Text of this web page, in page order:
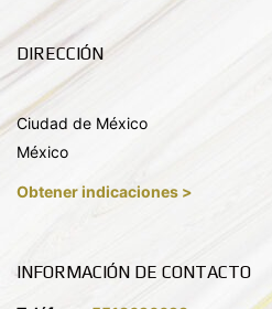
DIRECCIÓN
Ciudad de México
México
Obtener indicaciones >
INFORMACIÓN DE CONTACTO